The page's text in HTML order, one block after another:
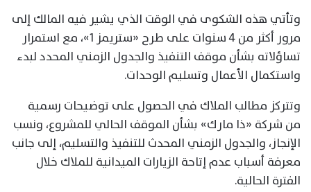
وتأتي هذه الشكوى في الوقت الذي يشير فيه المالك إلى
مرور أكثر من 4 سنوات على طرح «ستريمز 1»، مع استمرار
تساؤلاته بشأن موقف التنفيذ والجدول الزمني المحدد لبدء
واستكمال الأعمال وتسليم الوحدات.
وتتركز مطالب الملاك في الحصول على توضيحات رسمية
من شركة «ذا مارك» بشأن الموقف الحالي للمشروع، ونسب
الإنجاز، والجدول الزمني المحدث للتنفيذ والتسليم، إلى جانب
معرفة أسباب عدم إتاحة الزيارات الميدانية للملاك خلال
الفترة الحالية.